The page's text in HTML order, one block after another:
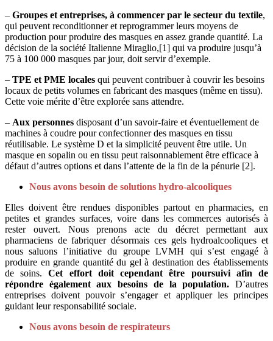
– Groupes et entreprises, à commencer par le secteur du textile,
qui peuvent reconditionner et reprogrammer leurs moyens de
production pour produire des masques en assez grande quantité. La
décision de la société Italienne Miraglio,[1] qui va produire jusqu’à
75 à 100 000 masques par jour, doit servir d’exemple.
– TPE et PME locales qui peuvent contribuer à couvrir les besoins
locaux de petits volumes en fabricant des masques (même en tissu).
Cette voie mérite d’être explorée sans attendre.
– Aux personnes disposant d’un savoir-faire et éventuellement de
machines à coudre pour confectionner des masques en tissu
réutilisable. Le système D et la simplicité peuvent être utile. Un
masque en sopalin ou en tissu peut raisonnablement être efficace à
défaut d’autres options et dans l’attente de la fin de la pénurie [2].
Nous avons besoin de solutions hydro-alcooliques
Elles doivent être rendues disponibles partout en pharmacies, en
petites et grandes surfaces, voire dans les commerces autorisés à
rester ouvert. Nous prenons acte du décret permettant aux
pharmaciens de fabriquer désormais ces gels hydroalcooliques et
nous saluons l’initiative du groupe LVMH qui s’est engagé à
produire en grande quantité du gel à destination des établissements
de soins.Cet effort doit cependant être poursuivi afin de
répondre également aux besoins de la population. D’autres
entreprises doivent pouvoir s’engager et appliquer les principes
guidant leur responsabilité sociale.
Nous avons besoin de respirateurs